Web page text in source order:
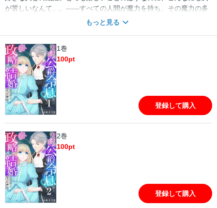
が苦しいなんて…。――すべての人間が魔力を持ち、その魔力の多
寡で人の身分が決まる世界。チェスター伯爵家の次女・アリシア
距離を置かれ、孤立するアリシア。彼女のささやかな幸せは、心優
しきウィンストン公爵家の長男・レオンに、二人きりで勉強を教え
てもらう時間だった。そんなある日、アリシアのもとにレオンから
の求婚の知らせが届く。初恋の相手との思いがけない縁談に舞い上
がるアリシアだったが、実はこの結婚には、とある「目的」があり
――。
もっと見る
1巻
100pt
登録して購入
2巻
100pt
登録して購入